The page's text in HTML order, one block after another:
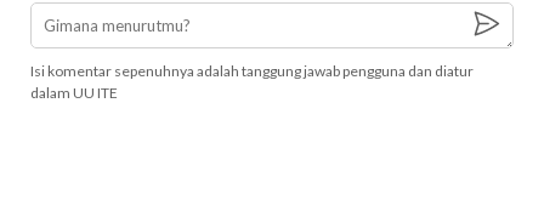
Isi komentar sepenuhnya adalah tanggung jawab pengguna dan diatur
dalam UU ITE